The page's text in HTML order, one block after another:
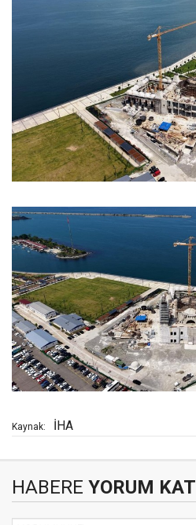
Kaynak: İHA
HABERE YORUM KAT